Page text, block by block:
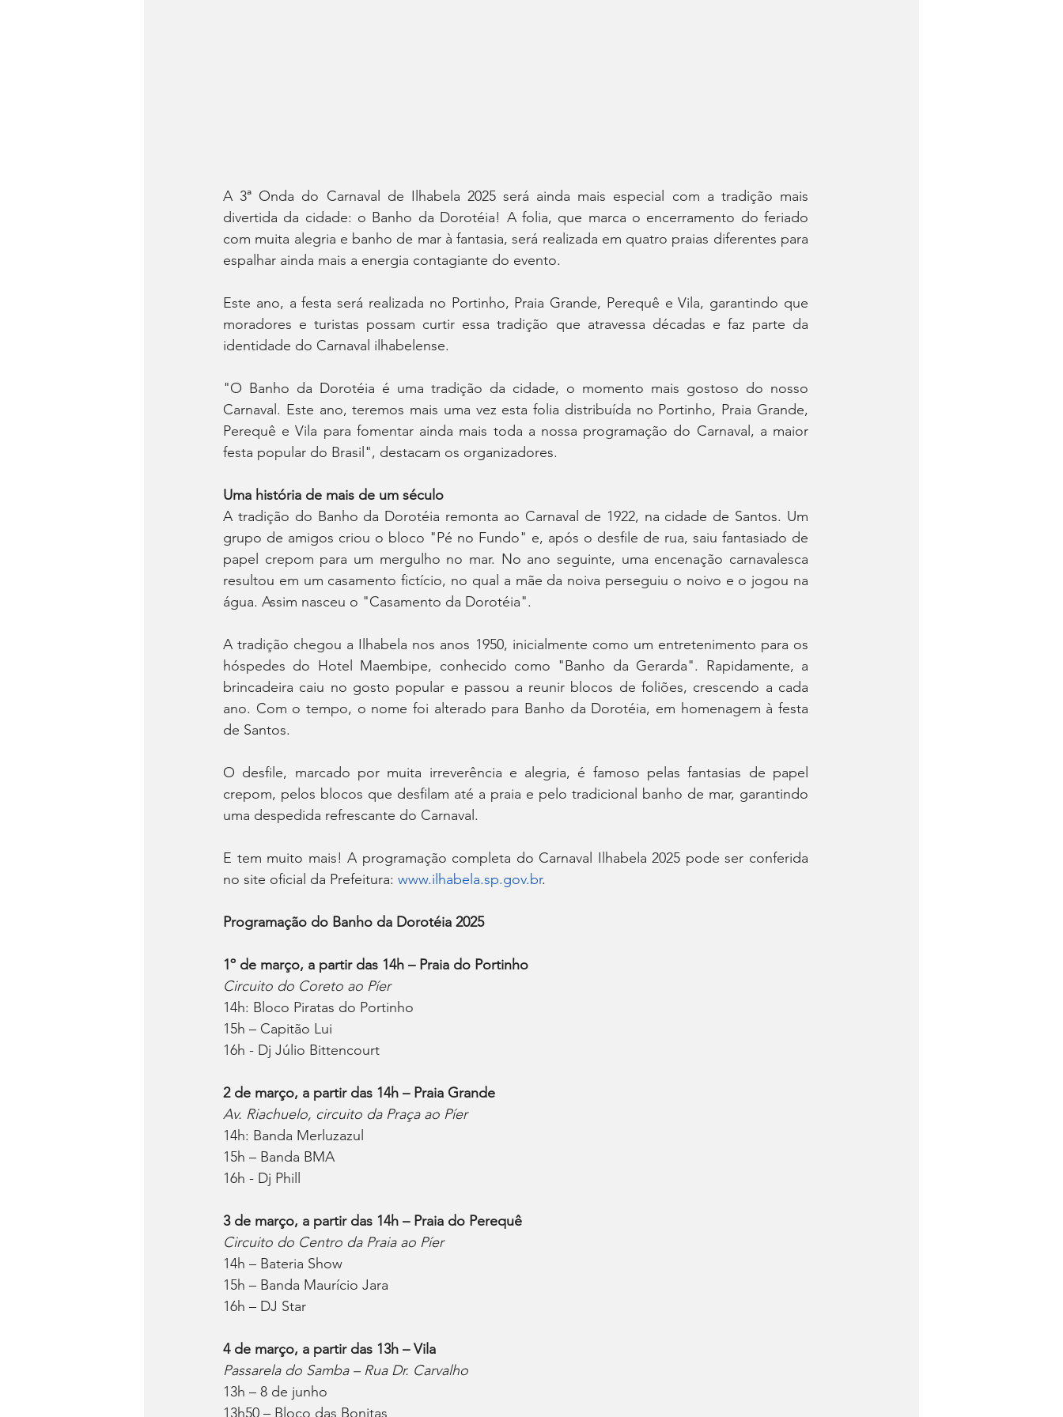
A 3ª Onda do Carnaval de Ilhabela 2025 será ainda mais especial com a tradição mais
divertida da cidade: o Banho da Dorotéia! A folia, que marca o encerramento do feriado
com muita alegria e banho de mar à fantasia, será realizada em quatro praias diferentes para
espalhar ainda mais a energia contagiante do evento.
Este ano, a festa será realizada no Portinho, Praia Grande, Perequê e Vila, garantindo que
moradores e turistas possam curtir essa tradição que atravessa décadas e faz parte da
identidade do Carnaval ilhabelense.
"O Banho da Dorotéia é uma tradição da cidade, o momento mais gostoso do nosso
Carnaval. Este ano, teremos mais uma vez esta folia distribuída no Portinho, Praia Grande,
Perequê e Vila para fomentar ainda mais toda a nossa programação do Carnaval, a maior
festa popular do Brasil", destacam os organizadores.
Uma história de mais de um século
A tradição do Banho da Dorotéia remonta ao Carnaval de 1922, na cidade de Santos. Um
grupo de amigos criou o bloco "Pé no Fundo" e, após o desfile de rua, saiu fantasiado de
papel crepom para um mergulho no mar. No ano seguinte, uma encenação carnavalesca
resultou em um casamento fictício, no qual a mãe da noiva perseguiu o noivo e o jogou na
água. Assim nasceu o "Casamento da Dorotéia".
A tradição chegou a Ilhabela nos anos 1950, inicialmente como um entretenimento para os
hóspedes do Hotel Maembipe, conhecido como "Banho da Gerarda". Rapidamente, a
brincadeira caiu no gosto popular e passou a reunir blocos de foliões, crescendo a cada
ano. Com o tempo, o nome foi alterado para Banho da Dorotéia, em homenagem à festa
de Santos.
O desfile, marcado por muita irreverência e alegria, é famoso pelas fantasias de papel
crepom, pelos blocos que desfilam até a praia e pelo tradicional banho de mar, garantindo
uma despedida refrescante do Carnaval.
E tem muito mais! A programação completa do Carnaval Ilhabela 2025 pode ser conferida
no site oficial da Prefeitura: www.ilhabela.sp.gov.br.
Programação do Banho da Dorotéia 2025
1º de março, a partir das 14h – Praia do Portinho
Circuito do Coreto ao Píer
14h: Bloco Piratas do Portinho
15h – Capitão Lui
16h - Dj Júlio Bittencourt
2 de março, a partir das 14h – Praia Grande
Av. Riachuelo, circuito da Praça ao Píer
14h: Banda Merluzazul
15h – Banda BMA
16h - Dj Phill
3 de março, a partir das 14h – Praia do Perequê
Circuito do Centro da Praia ao Píer
14h – Bateria Show
15h – Banda Maurício Jara
16h – DJ Star
4 de março, a partir das 13h – Vila
Passarela do Samba – Rua Dr. Carvalho
13h – 8 de junho
13h50 – Bloco das Bonitas